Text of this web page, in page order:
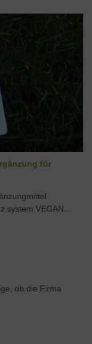
für
system VEGAN...
ob die Firma